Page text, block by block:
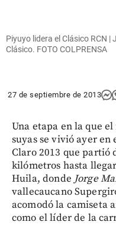
Piyuyo lidera el Clásico RCN
Clásico. FOTO COLPRENSA
27 de septiembre de 2013
Una etapa en la que
suyas se vivió ayer en
Claro 2013 que partió
kilómetros hasta
Huila, donde Jorge
vallecaucano
acomodó la camiseta
como el líder de la